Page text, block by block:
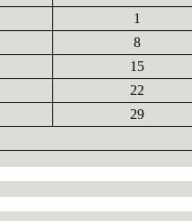
1
8
15
22
29